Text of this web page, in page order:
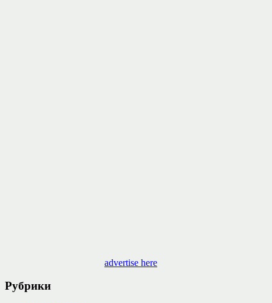
advertise here
Рубрики